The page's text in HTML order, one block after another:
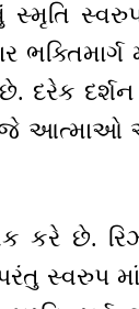
સ્મૃતિ
દર્શન
જે
કરે છે.
સ્વરુપ